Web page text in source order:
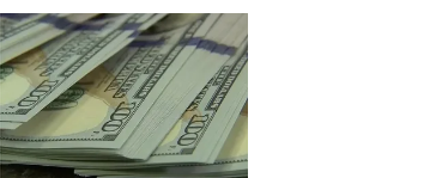
işlemlerle dev vurgun